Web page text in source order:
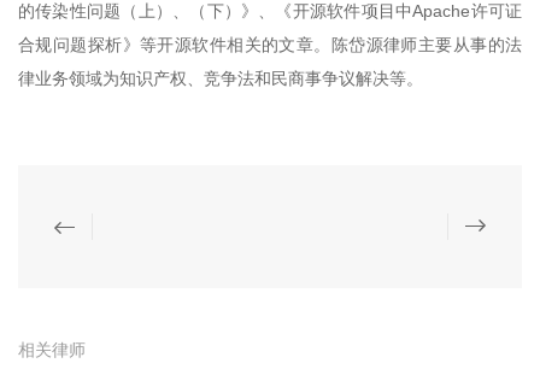
的传染性问题（上）、（下）》、《开源软件项目中Apache许可证
合规问题探析》等开源软件相关的文章。陈岱源律师主要从事的法
律业务领域为知识产权、竞争法和民商事争议解决等。
相关律师